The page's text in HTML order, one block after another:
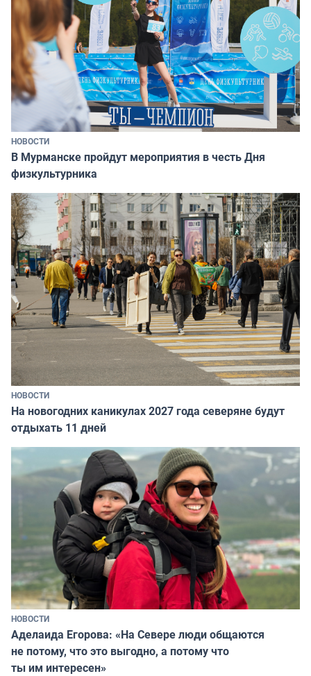
НОВОСТИ
В Мурманске пройдут мероприятия в честь Дня
физкультурника
НОВОСТИ
На новогодних каникулах 2027 года северяне будут
отдыхать 11 дней
НОВОСТИ
Аделаида Егорова: «На Севере люди общаются
не потому, что это выгодно, а потому что
ты им интересен»